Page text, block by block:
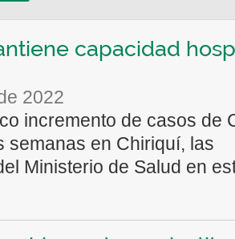
capacidad
2022
incremento de casos de
semanas en Chiriquí, las
Ministerio de Salud en